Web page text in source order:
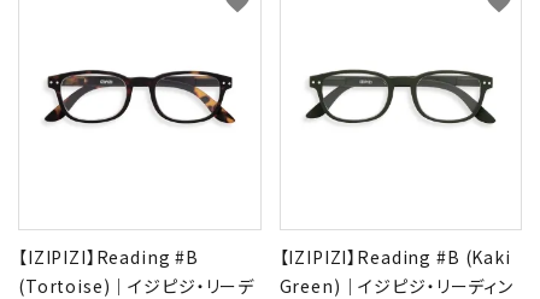
【IZIPIZI】Reading #B
(Tortoise)｜イジピジ・リーデ
【IZIPIZI】Reading #B (Kaki
Green)｜イジピジ・リーディン